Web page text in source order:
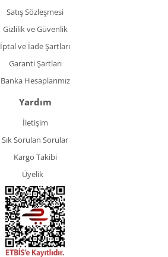
Satış Sözleşmesi
Gizlilik ve Güvenlik
İptal ve İade Şartları
Garanti Şartları
Banka Hesaplarımız
Yardım
İletişim
Sık Sorulan Sorular
Kargo Takibi
Üyelik